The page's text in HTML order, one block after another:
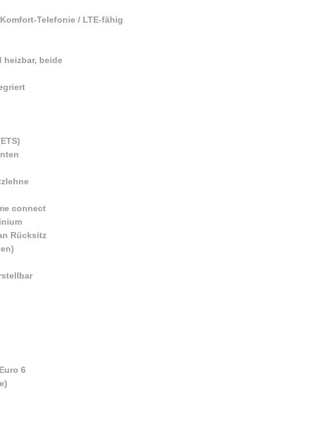
Telefonie / LTE-fähig
heizbar, beide
connect
Rücksitz
6